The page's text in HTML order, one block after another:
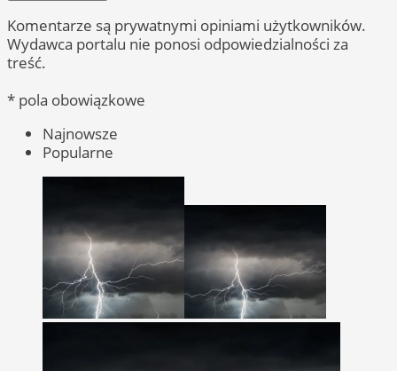
Komentarze są prywatnymi opiniami użytkowników.
Wydawca portalu nie ponosi odpowiedzialności za
treść.
* pola obowiązkowe
Najnowsze
Popularne